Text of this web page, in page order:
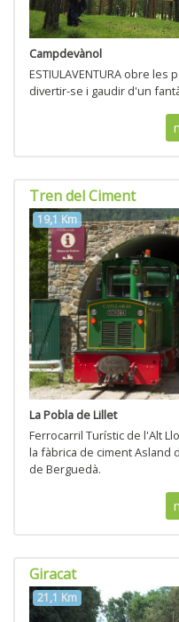
Campdevànol
ESTIULAVENTURA obre
divertir-se i gaudir d'un
Tren del Ciment
19,1 Km
La Pobla de Lillet
Ferrocarril Turístic de l'Alt
la fàbrica de ciment Asland
de Berguedà.
Giracat
21,1 Km